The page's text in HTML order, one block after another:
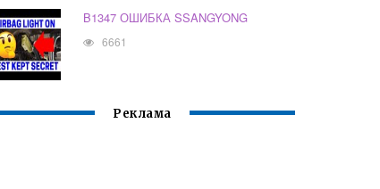
B1347 ОШИБКА SSANGYONG
6661
Реклама